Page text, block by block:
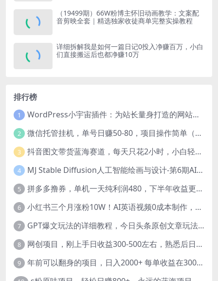
（19499期）66W粉博主怀旧动画教学：文案配
音剪映全套｜精选独家收徒商单完整实操教程
详细拆解我是如何一篇日记0投入净赚百万，小白
们直接搬运后也都净赚10万
排行榜
1 WordPress小宇宙插件：为站长量身打造的网站性能与SEO优化插件
2 微信托管挂机，单号日赚50-80，项目操作简单（附无限注册实名微信号教程）
3 抖音图文带货蓝海赛道，每天只花2小时，小白轻松过万
4 MJ Stable Diffusion人工智能绘画与设计-第6期AIGC课程（35节）
5 拼多多撸券，单机一天纯利润480，下半年收益更高，不限设备，不限IP。
6 小红书三个月涨粉10W！AI英语视频0成本制作，每天轻松日入2000+
7 GPT爆文玩法的详细教程，今日头条原创文章玩法实操讲解，简单操作月入5000
8 网创项目，刚上手日收益300-500左右，熟悉后日收益1500-3000
9 年前可以翻身的项目，日入2000+ 每单收益在300-3000之间，利润空间非常的大